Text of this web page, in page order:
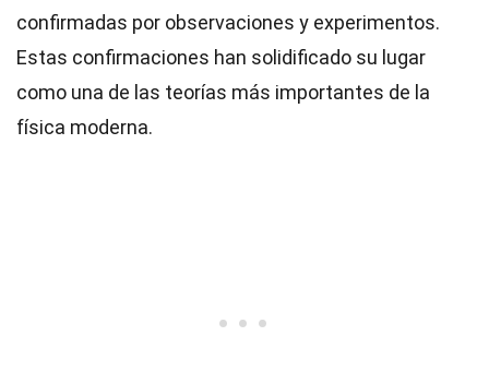
confirmadas por observaciones y experimentos.
Estas confirmaciones han solidificado su lugar
como una de las teorías más importantes de la
física moderna.